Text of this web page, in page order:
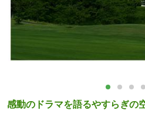
感動のドラマを語るやすらぎの